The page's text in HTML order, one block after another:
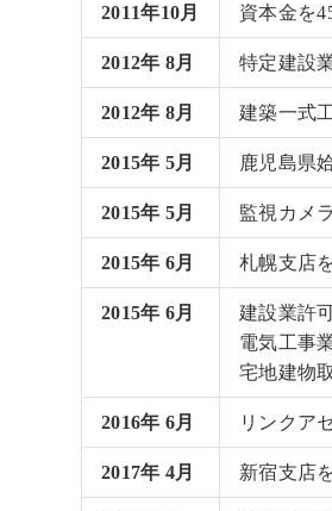
2011年10月 資本金を
2012年 8月 特定建設
2012年 8月 建築一式
2015年 5月 鹿児島県
2015年 5月 監視カメ
2015年 6月 札幌支店
2015年 6月
建設業許
電気工事
宅地建物
2016年 6月 リンクア
2017年 4月 新宿支店